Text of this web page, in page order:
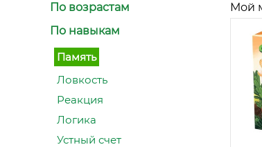
По возрастам
По навыкам
Память
Ловкость
Реакция
Логика
Устный счет
Мой